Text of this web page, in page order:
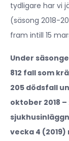
tydligare har vi
(säsong 2018-
fram intill 15
Under
812 fall som
205 dödsfall
oktober 2018 –
vecka 4